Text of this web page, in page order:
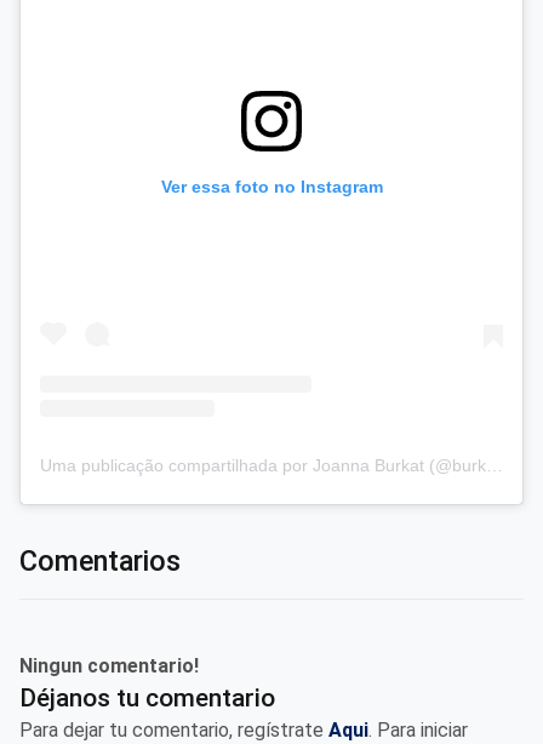
Ver essa foto no Instagram
Uma publicação compartilhada por Joanna Burkat (@burkat.joanna)
Comentarios
Ningun comentario!
Déjanos tu comentario
Para dejar tu comentario, regístrate Aqui. Para iniciar